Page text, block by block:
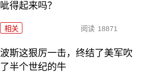
呲得起来吗？
相关 阅读 18871
波斯这狠厉一击，终结了美军吹
了半个世纪的牛